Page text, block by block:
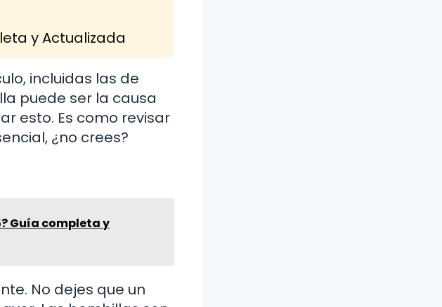
y Actualizada
incluidas las de
puede ser la causa
esto. Es como revisar
¿no crees?
Guía completa y
No dejes que un